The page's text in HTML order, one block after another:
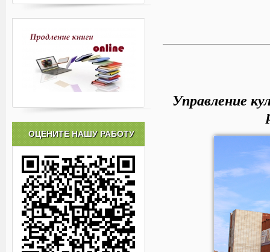
Управление
ОЦЕНИТЕ НАШУ РАБОТУ